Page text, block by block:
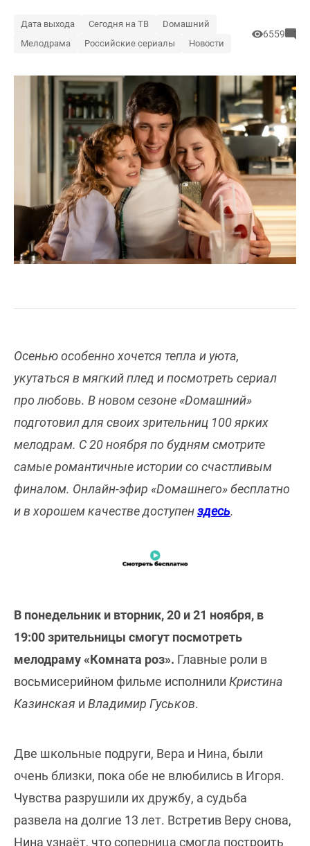
Дата выхода Сегодня на ТВ
Dомашний
Мелодрама
Российские сериалы Новости
6559
Осенью особенно хочется тепла и уюта,
укутаться в мягкий плед и посмотреть сериал
про любовь. В новом сезоне «Dомашний»
подготовил для своих зрительниц 100 ярких
мелодрам. С 20 ноября по будням смотрите
самые романтичные истории со счастливым
финалом. Онлайн-эфир «Dомашнего» бесплатно
и в хорошем качестве доступенздесь.
В понедельник и вторник, 20 и 21 ноября, в
19:00 зрительницы смогут посмотреть
мелодраму «Комната роз». Главные роли в
восьмисерийном фильме исполнили Кристина
Казинская и Владимир Гуськов.
Две школьные подруги, Вера и Нина, были
очень близки, пока обе не влюбились в Игоря.
Чувства разрушили их дружбу, а судьба
развела на долгие 13 лет. Встретив Веру снова,
Нина узнаёт, что соперница смогла построить